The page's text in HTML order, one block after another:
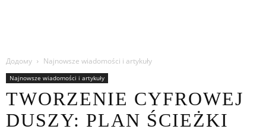
Додому Najnowsze wiadomości i artykuły
Najnowsze wiadomości i artykuły
TWORZENIE CYFROWEJ
DUSZY: PLAN ŚCIEŻKI